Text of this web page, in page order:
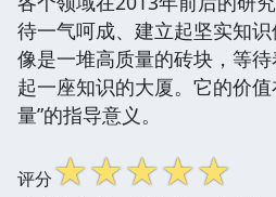
待一气呵成、建立起坚实知
像是一堆高质量的砖块，等
起一座知识的大厦。它的价值
量”的指导意义。
评分☆☆☆☆☆